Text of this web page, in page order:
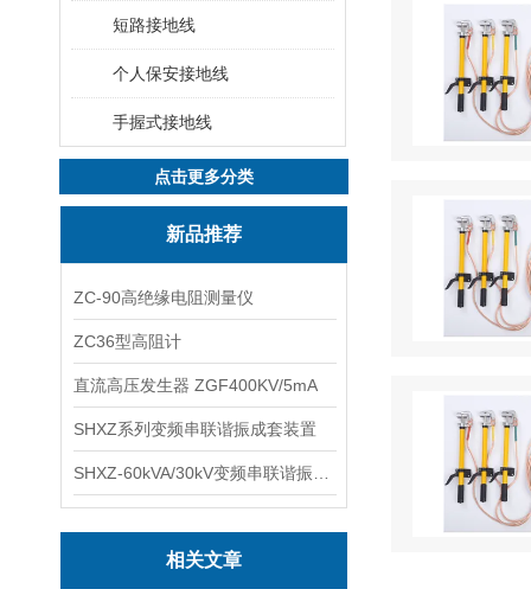
短路接地线
个人保安接地线
手握式接地线
点击更多分类
新品推荐
ZC-90高绝缘电阻测量仪
ZC36型高阻计
直流高压发生器 ZGF400KV/5mA
SHXZ系列变频串联谐振成套装置
相关文章